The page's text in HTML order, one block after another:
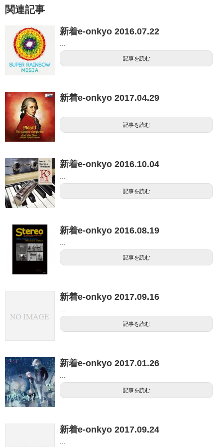
関連記事
新着e-onkyo 2016.07.22
記事を読む
新着e-onkyo 2017.04.29
記事を読む
新着e-onkyo 2016.10.04
記事を読む
新着e-onkyo 2016.08.19
記事を読む
新着e-onkyo 2017.09.16
記事を読む
新着e-onkyo 2017.01.26
記事を読む
新着e-onkyo 2017.09.24